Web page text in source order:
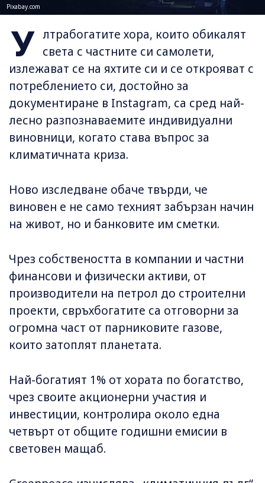
Pixabay.com
У лтрабогатите хора, които обикалят
света с частните си самолети,
излежават се на яхтите си и се открояват с
потреблението си, достойно за
документиране в Instagram, са сред най-
лесно разпознаваемите индивидуални
виновници, когато става въпрос за
климатичната криза.
Ново изследване обаче твърди, че
виновен е не само техният забързан начин
на живот, но и банковите им сметки.
Чрез собствеността в компании и частни
финансови и физически активи, от
производители на петрол до строителни
проекти, свръхбогатите са отговорни за
огромна част от парниковите газове,
които затоплят планетата.
Най-богатият 1% от хората по богатство,
чрез своите акционерни участия и
инвестиции, контролира около една
четвърт от общите годишни емисии в
световен мащаб.